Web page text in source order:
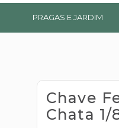
PRAGAS E JARDIM
Chave
Chata 1/